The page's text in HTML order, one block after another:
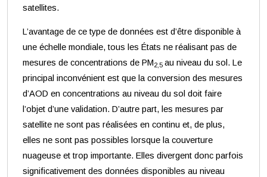
satellites.
L’avantage de ce type de données est d’être disponible à
une échelle mondiale, tous les États ne réalisant pas de
mesures de concentrations de PM2,5au niveau du sol. Le
principal inconvénient est que la conversion des mesures
d’AOD en concentrations au niveau du sol doit faire
l’objet d’une validation. D’autre part, les mesures par
satellite ne sont pas réalisées en continu et, de plus,
elles ne sont pas possibles lorsque la couverture
nuageuse et trop importante. Elles divergent donc parfois
significativement des données disponibles au niveau